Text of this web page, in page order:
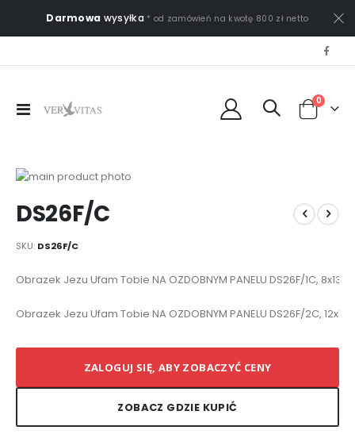
Darmowa wysyłka * od zamówień na kwotę 800 zł netto
Przełącznik
Cart
0
Przejdź
koniec
galerii
na
początek
galerii
DS26F/C
SKU DS26F/C
Elementy
Obrazek Jezu Ufam Tobie NA OZDOBNYM PANELU DS26F/1C, 8x13 @
Obrazek Jezu Ufam Tobie NA OZDOBNYM PANELU DS26F/2C, 12x19
ZALOGUJ SIĘ, ABY ZOBACZYĆ CENY
ZOBACZ GDZIE KUPIĆ